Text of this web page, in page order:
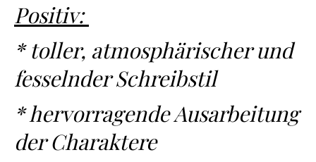
Positiv:
* toller, atmosphärischer und
fesselnder Schreibstil
* hervorragende Ausarbeitung
der Charaktere